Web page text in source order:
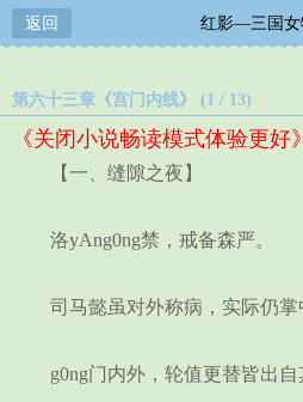
返回 红影—三国女
第六十三章《宫门内线》 (1 / 13)
《关闭小说畅读模式体验更好》
【一、缝隙之夜】
洛yAng0ng禁，戒备森严。
司马懿虽对外称病，实际仍掌
g0ng门内外，轮值更替皆出自